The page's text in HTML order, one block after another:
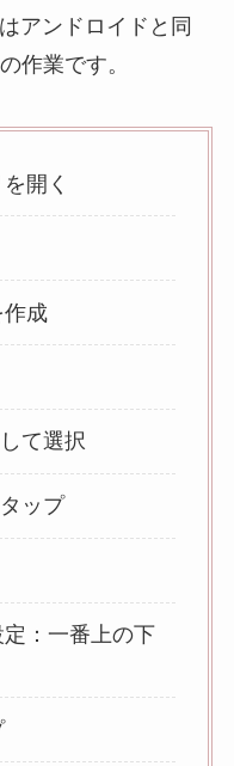
アンドロイドと同
作業です。
開く
成
て選択
ップ
：一番上の下